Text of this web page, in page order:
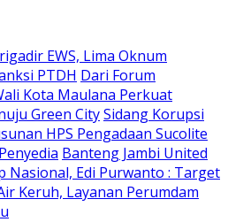
EWS, Lima Oknum
PTDH Dari Forum
Kota Maulana Perkuat
Green CitySidang Korupsi
HPS Pengadaan Sucolite
Banteng Jambi United
Nasional, Edi Purwanto : Target
Keruh, Layanan Perumdam